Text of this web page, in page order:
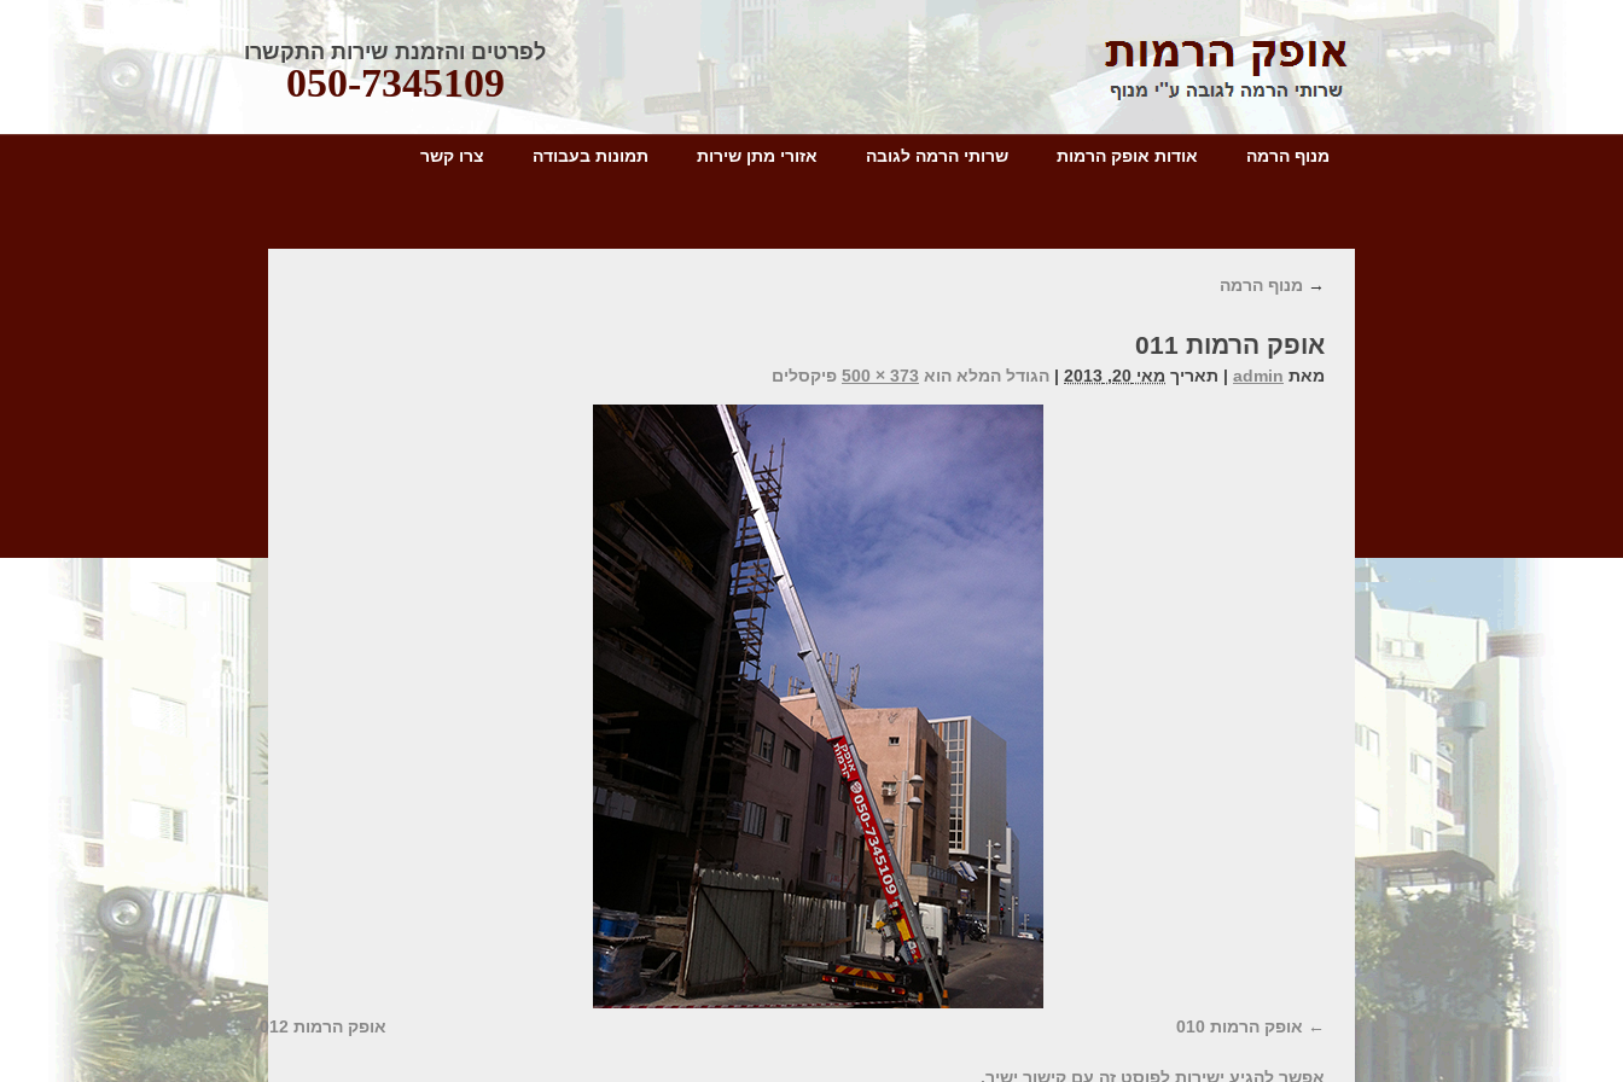
לפרטים והזמנת שירות התקשרו
050-7345109
מנוף הרמה אודות אופק הרמות שרותי הרמה לגובה אזורי מתן שירות תמונות בעבודה צרו קשר
→ מנוף הרמה
אופק הרמות 011
מאת admin
| תאריך מאי 20, 2013 | הגודל המלא הוא 373 × 500 פיקסלים
אופק הרמות 010 אופק הרמות 012
אפשר להגיע ישירות לפוסט זה עם קישור ישיר.